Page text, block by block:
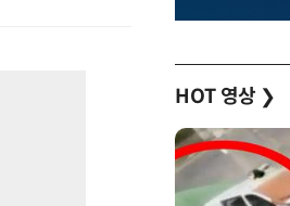
HOT 영상 ❯